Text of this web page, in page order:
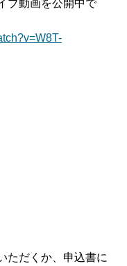
ブ動画を公開中で
ただくか、申込書に